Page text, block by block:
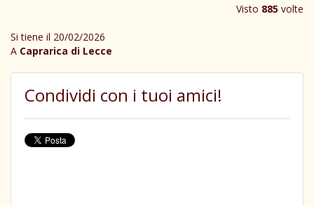
Visto 885 volte
Si tiene il 20/02/2026
A Caprarica di Lecce
Condividi con i tuoi amici!